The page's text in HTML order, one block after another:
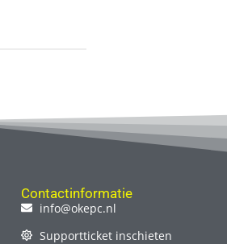
Contactinformatie
info@okepc.nl
Supportticket inschieten